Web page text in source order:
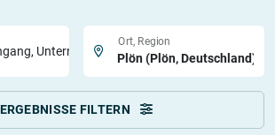
Unternehmen
Ort, Region
ERGEBNISSE FILTERN